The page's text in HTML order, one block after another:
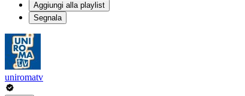
Aggiungi alla playlist
Segnala
uniromatv